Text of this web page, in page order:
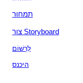
תמחור
צור Storyboard
לִרְשׁוֹם
היכנס